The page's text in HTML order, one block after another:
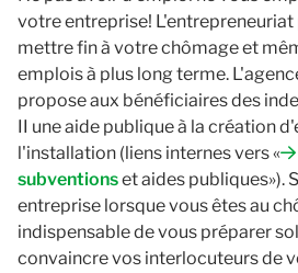
votre entreprise!
mettre fin à votre chômage et
emplois à plus long terme.
propose aux bénéficiaires des
II une aide publique à la création
l'installation (liens internes vers «
subventionset aides publiques»).
entreprise lorsque vous êtes au
indispensable de vous préparer
convaincre vos interlocuteurs de